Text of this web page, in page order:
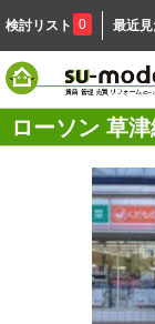
検討リスト 0 最近
ローソン 草